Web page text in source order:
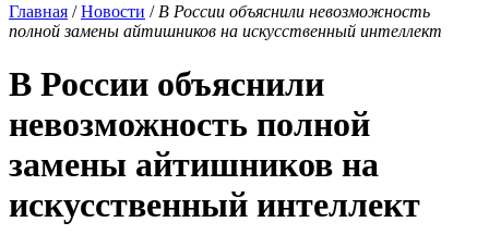
Главная /Новости / В России объяснили невозможность
полной замены айтишников на искусственный интеллект
В России объяснили
невозможность полной
замены айтишников на
искусственный интеллект